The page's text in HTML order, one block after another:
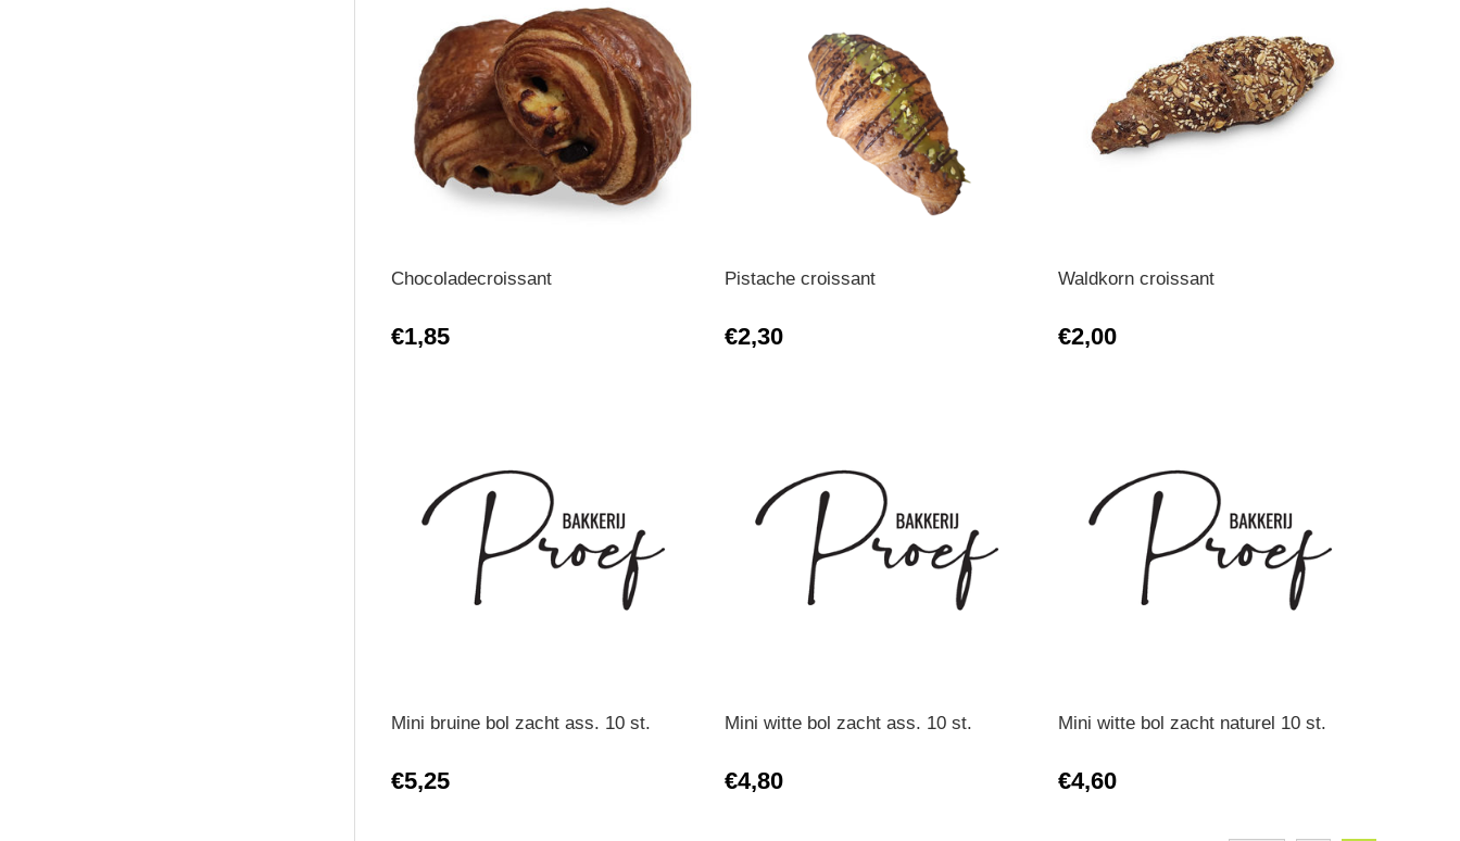
Chocoladecroissant
€1,85
Pistache croissant
€2,30
Waldkorn croissant
€2,00
Mini bruine bol zacht ass. 10 st.
€5,25
Mini witte bol zacht ass. 10 st.
€4,80
Mini witte bol zacht naturel 10 st.
€4,60